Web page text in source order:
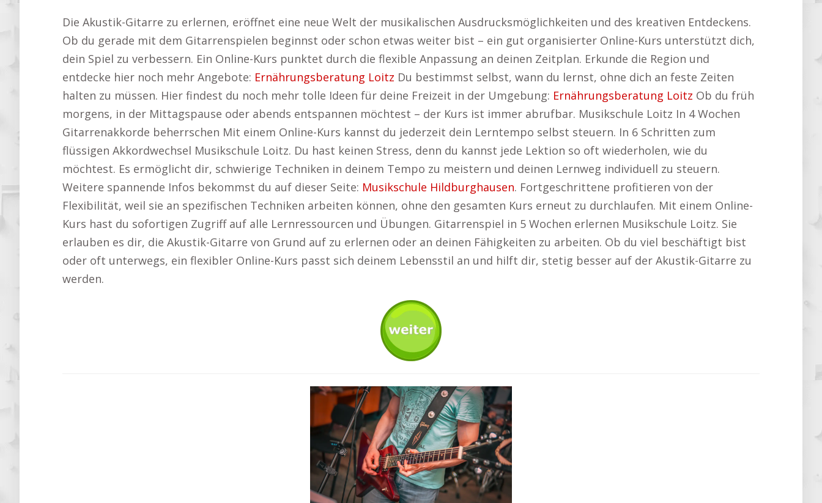
Die Akustik-Gitarre zu erlernen, eröffnet eine neue Welt der musikalischen Ausdrucksmöglichkeiten und des kreativen Entdeckens.
Ob du gerade mit dem Gitarrenspielen beginnst oder schon etwas weiter bist – ein gut organisierter Online-Kurs unterstützt dich,
dein Spiel zu verbessern. Ein Online-Kurs punktet durch die flexible Anpassung an deinen Zeitplan. Erkunde die Region und
entdecke hier noch mehr Angebote: Ernährungsberatung Loitz Du bestimmst selbst, wann du lernst, ohne dich an feste Zeiten
halten zu müssen. Hier findest du noch mehr tolle Ideen für deine Freizeit in der Umgebung: Ernährungsberatung Loitz Ob du früh
morgens, in der Mittagspause oder abends entspannen möchtest – der Kurs ist immer abrufbar. Musikschule Loitz In 4 Wochen
Gitarrenakkorde beherrschen Mit einem Online-Kurs kannst du jederzeit dein Lerntempo selbst steuern. In 6 Schritten zum
flüssigen Akkordwechsel Musikschule Loitz. Du hast keinen Stress, denn du kannst jede Lektion so oft wiederholen, wie du
möchtest. Es ermöglicht dir, schwierige Techniken in deinem Tempo zu meistern und deinen Lernweg individuell zu steuern.
Weitere spannende Infos bekommst du auf dieser Seite: Musikschule Hildburghausen. Fortgeschrittene profitieren von der
Flexibilität, weil sie an spezifischen Techniken arbeiten können, ohne den gesamten Kurs erneut zu durchlaufen. Mit einem Online-
Kurs hast du sofortigen Zugriff auf alle Lernressourcen und Übungen. Gitarrenspiel in 5 Wochen erlernen Musikschule Loitz. Sie
erlauben es dir, die Akustik-Gitarre von Grund auf zu erlernen oder an deinen Fähigkeiten zu arbeiten. Ob du viel beschäftigt bist
oder oft unterwegs, ein flexibler Online-Kurs passt sich deinem Lebensstil an und hilft dir, stetig besser auf der Akustik-Gitarre zu
werden.